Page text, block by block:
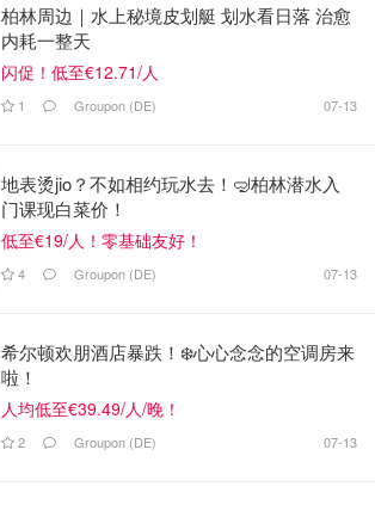
柏林周边｜水上秘境皮划艇 划水看日落 治愈
内耗一整天
闪促！低至€12.71/人
1 Groupon (DE) 07-13
地表烫jio？不如相约玩水去！🤿柏林潜水入
门课现白菜价！
低至€19/人！零基础友好！
4 Groupon (DE) 07-13
希尔顿欢朋酒店暴跌！❄️心心念念的空调房来
啦！
人均低至€39.49/人/晚！
2 Groupon (DE) 07-13